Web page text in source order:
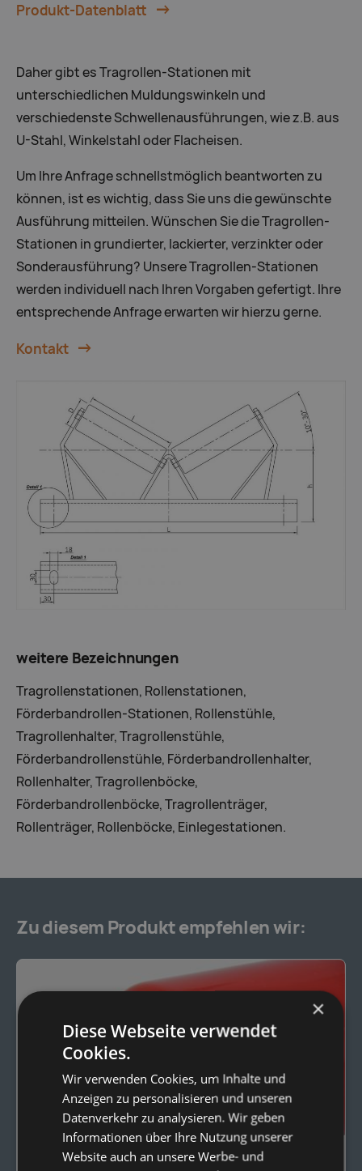
Produkt-Datenblatt
Daher gibt es Tragrollen-Stationen mit
unterschiedlichen Muldungswinkeln und
verschiedenste Schwellenausführungen, wie z.B. aus
U-Stahl, Winkelstahl oder Flacheisen.
Um Ihre Anfrage schnellstmöglich beantworten zu
können, ist es wichtig, dass Sie uns die gewünschte
Ausführung mitteilen. Wünschen Sie die Tragrollen-
Stationen in grundierter, lackierter, verzinkter oder
Sonderausführung? Unsere Tragrollen-Stationen
werden individuell nach Ihren Vorgaben gefertigt. Ihre
entsprechende Anfrage erwarten wir hierzu gerne.
Kontakt
weitere Bezeichnungen
Tragrollenstationen, Rollenstationen,
Förderbandrollen-Stationen, Rollenstühle,
Tragrollenhalter, Tragrollenstühle,
Förderbandrollenstühle, Förderbandrollenhalter,
Rollenhalter, Tragrollenböcke,
Förderbandrollenböcke, Tragrollenträger,
Rollenträger, Rollenböcke, Einlegestationen.
Zu diesem Produkt empfehlen wir:
×
Diese Webseite verwendet
Cookies.
Wir verwenden Cookies, um Inhalte und
Anzeigen zu personalisieren und unseren
Datenverkehr zu analysieren. Wir geben
Informationen über Ihre Nutzung unserer
Website auch an unsere Werbe- und